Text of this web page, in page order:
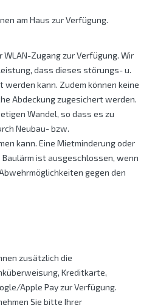
am Haus zur Verfügung.
Zugang zur Verfügung. Wir
dass dieses störungs- u.
kann. Zudem können keine
Abdeckung zugesichert werden.
Wandel, so dass es zu
Neubau- bzw.
kann. Eine Mietminderung oder
ist ausgeschlossen, wenn
gegen den
zusätzlich die
Kreditkarte,
Apple Pay zur Verfügung.
Sie bitte Ihrer